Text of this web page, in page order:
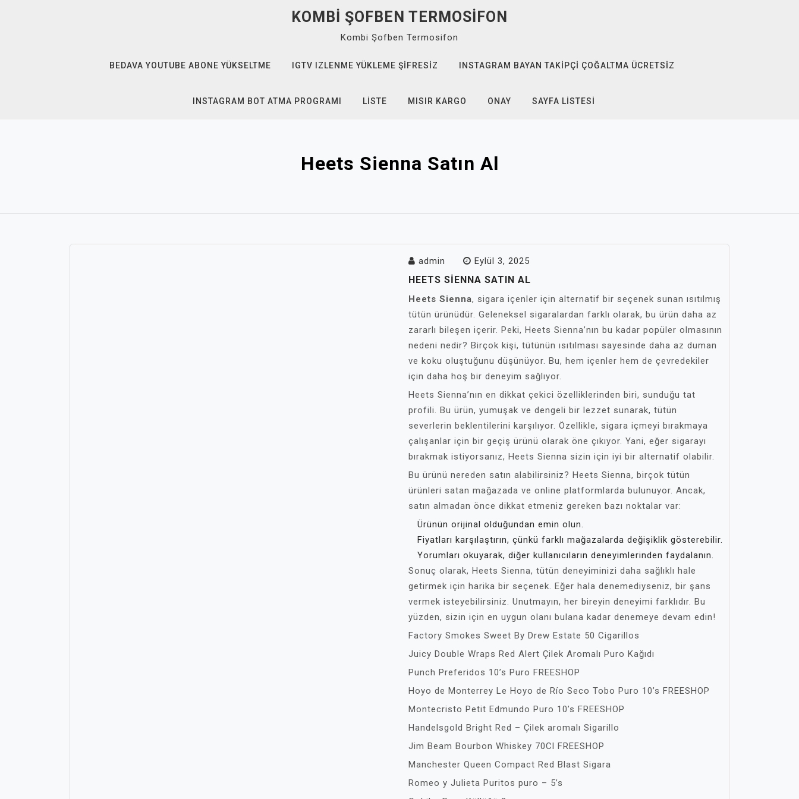
KOMBI ŞOFBEN TERMOSIFON
Kombi Şofben Termosifon
BEDAVA YOUTUBE ABONE YÜKSELTME IGTV IZLENME YÜKLEME ŞIFRESIZ INSTAGRAM BAYAN TAKIPÇI ÇOĞALTMA ÜCRETSIZ
INSTAGRAM BOT ATMA PROGRAMI LISTE MISIR KARGO ONAY SAYFA LISTESI
Heets Sienna Satın Al
admin Eylül 3, 2025
HEETS SIENNA SATIN AL
Heets Sienna, sigara içenler için alternatif bir seçenek sunan ısıtılmış
tütün ürünüdür. Geleneksel sigaralardan farklı olarak, bu ürün daha az
zararlı bileşen içerir. Peki, Heets Sienna’nın bu kadar popüler olmasının
nedeni nedir? Birçok kişi, tütünün ısıtılması sayesinde daha az duman
ve koku oluştuğunu düşünüyor. Bu, hem içenler hem de çevredekiler
için daha hoş bir deneyim sağlıyor.
Heets Sienna’nın en dikkat çekici özelliklerinden biri, sunduğu tat
profili. Bu ürün, yumuşak ve dengeli bir lezzet sunarak, tütün
severlerin beklentilerini karşılıyor. Özellikle, sigara içmeyi bırakmaya
çalışanlar için bir geçiş ürünü olarak öne çıkıyor. Yani, eğer sigarayı
bırakmak istiyorsanız, Heets Sienna sizin için iyi bir alternatif olabilir.
Bu ürünü nereden satın alabilirsiniz? Heets Sienna, birçok tütün
ürünleri satan mağazada ve online platformlarda bulunuyor. Ancak,
satın almadan önce dikkat etmeniz gereken bazı noktalar var:
Ürünün orijinal olduğundan emin olun.
Fiyatları karşılaştırın, çünkü farklı mağazalarda değişiklik gösterebilir.
Yorumları okuyarak, diğer kullanıcıların deneyimlerinden faydalanın.
Sonuç olarak, Heets Sienna, tütün deneyiminizi daha sağlıklı hale
getirmek için harika bir seçenek. Eğer hala denemediyseniz, bir şans
vermek isteyebilirsiniz. Unutmayın, her bireyin deneyimi farklıdır. Bu
yüzden, sizin için en uygun olanı bulana kadar denemeye devam edin!
Factory Smokes Sweet By Drew Estate 50 Cigarillos
Juicy Double Wraps Red Alert Çilek Aromalı Puro Kağıdı
Punch Preferidos 10’s Puro FREESHOP
Hoyo de Monterrey Le Hoyo de Río Seco Tobo Puro 10’s FREESHOP
Montecristo Petit Edmundo Puro 10’s FREESHOP
Handelsgold Bright Red – Çilek aromalı Sigarillo
Jim Beam Bourbon Whiskey 70Cl FREESHOP
Manchester Queen Compact Red Blast Sigara
Romeo y Julieta Puritos puro – 5’s